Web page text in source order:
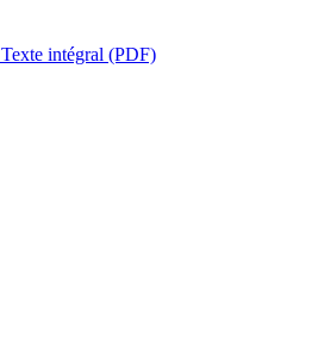
Texte intégral (PDF)